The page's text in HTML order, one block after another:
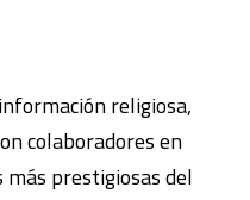
religiosa,
colaboradores en
prestigiosas del